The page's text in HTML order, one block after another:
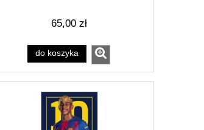
65,00 zł
do koszyka